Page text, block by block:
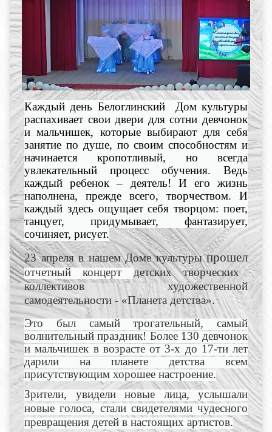
Каждый день Белоглинский Дом культуры
распахивает свои двери для сотни девчонок
и мальчишек, которые выбирают для себя
занятие по душе, по своим способностям и
начинается кропотливый, но всегда
увлекательный процесс обучения. Ведь
каждый ребенок – деятель! И его жизнь
наполнена, прежде всего, творчеством. И
каждый здесь ощущает себя творцом: поет,
танцует, придумывает, фантазирует,
сочиняет, рисует.
23 апреля в нашем Доме культурыпрошел
отчетный концерт детских творческих
коллективов художественной
самодеятельности - «Планета детства».
Это был самый трогательный, самый
волнительный праздник! Более 130 девчонок
и мальчишек в возрасте от 3-х до 17-ти лет
дарили на планете детства всем
присутствующим хорошее настроение.
Зрители, увидели новые лица, услышали
новые голоса, стали свидетелями чудесного
превращения детей в настоящих артистов.